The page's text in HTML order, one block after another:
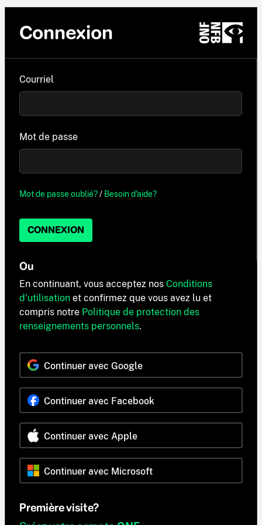
Connexion
Courriel
Mot de passe
Mot de passe oublié?/ Besoin d'aide?
CONNEXION
Ou
En continuant, vous acceptez nos Conditions
d'utilisation et confirmez que vous avez lu et
compris notre Politique de protection des
renseignements personnels.
Continuer avec Google
Continuer avec Facebook
Continuer avec Apple
Continuer avec Microsoft
Première visite?